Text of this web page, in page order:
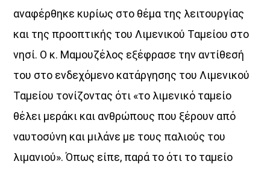
Μελωδικές Ιστορίες
20:00
21:00
αναφέρθηκε κυρίως στο θέμα της λειτουργίας
και της προοπτικής του Λιμενικού Ταμείου στο
νησί. Ο κ. Μαμουζέλος εξέφρασε την αντίθεσή
του στο ενδεχόμενο κατάργησης του Λιμενικού
Ταμείου τονίζοντας ότι «το λιμενικό ταμείο
θέλει μεράκι και ανθρώπους που ξέρουν από
ναυτοσύνη και μιλάνε με τους παλιούς του
λιμανιού». Όπως είπε, παρά το ότι το ταμείο